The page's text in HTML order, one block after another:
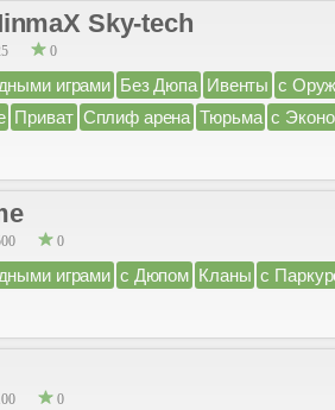
Sky-tech
0
играми Без Дюпа Ивенты с
Приват Сплиф арена Тюрьма с
0
играми с Дюпом Кланы с
0